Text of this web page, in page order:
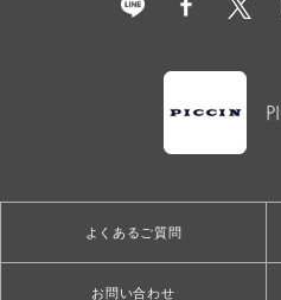
よくあるご質問
お問い合わせ